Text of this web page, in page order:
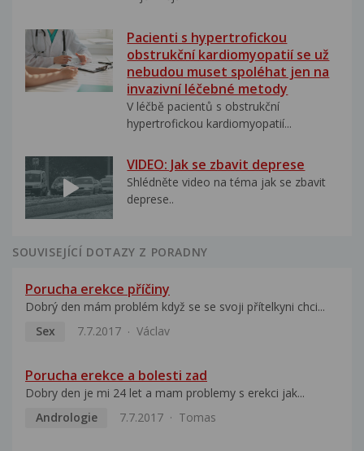
Pacienti s hypertrofickou
obstrukční kardiomyopatií se už
nebudou muset spoléhat jen na
invazivní léčebné metody
V léčbě pacientů s obstrukční
hypertrofickou kardiomyopatií...
VIDEO: Jak se zbavit deprese
Shlédněte video na téma jak se zbavit
deprese..
SOUVISEJÍCÍ DOTAZY Z PORADNY
Porucha erekce příčiny
Dobrý den mám problém když se se svoji přítelkyni chci...
Sex
7.7.2017 Václav
Porucha erekce a bolesti zad
Dobry den je mi 24 let a mam problemy s erekci jak...
Andrologie
7.7.2017 Tomas